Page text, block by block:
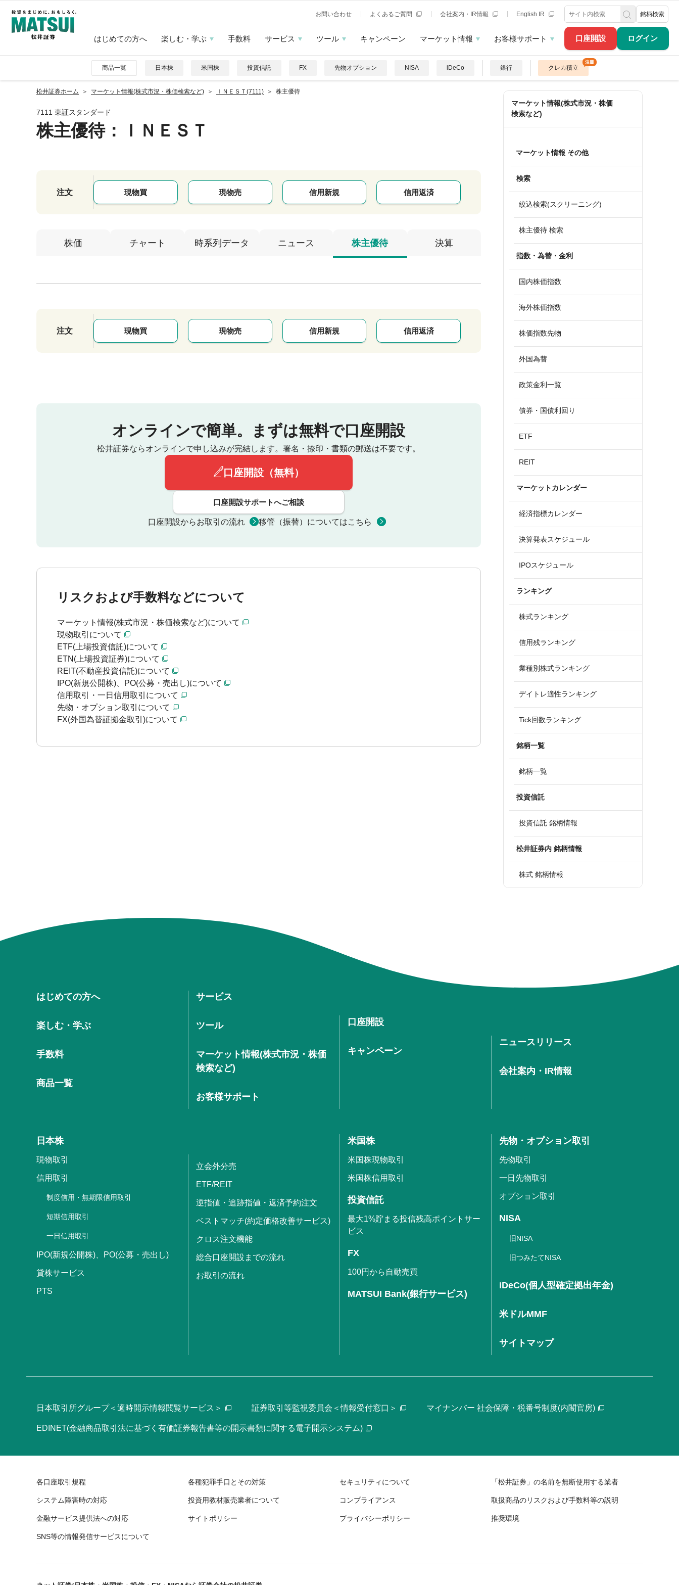
口座開設 ログイン
お問い合わせ よくあるご質問 会社案内・IR情報 English IR 銘柄検索
はじめての方へ 楽しむ・学ぶ 手数料 サービス ツール キャンペーン マーケット情報 お客様サポート
商品一覧 日本株 米国株 投資信託 FX 先物オプション NISA iDeCo 銀行 クレカ積立
松井証券ホーム マーケット情報(株式市況・株価検索など) ＩＮＥＳＴ(7111) 株主優待
7111 東証スタンダード
株主優待：ＩＮＥＳＴ
注文 現物買 現物売 信用新規 信用返済
株価 チャート 時系列データ ニュース 株主優待 決算
注文 現物買 現物売 信用新規 信用返済
オンラインで簡単。 まずは無料で口座開設
松井証券ならオンラインで申し込みが完結します。 署名・捺印・書類の郵送は不要です。
口座開設（無料）
口座開設サポートへご相談
口座開設からお取引の流れ 移管（振替）についてはこちら
リスクおよび手数料などについて
マーケット情報(株式市況・株価検索など)について
現物取引について
ETF(上場投資信託)について
ETN(上場投資証券)について
REIT(不動産投資信託)について
IPO(新規公開株)、PO(公募・売出し)について
信用取引・一日信用取引について
先物・オプション取引について
FX(外国為替証拠金取引)について
マーケット情報(株式市況・株価
検索など)
マーケット情報 その他
検索
絞込検索(スクリーニング)
株主優待 検索
指数・為替・金利
国内株価指数
海外株価指数
株価指数先物
外国為替
政策金利一覧
債券・国債利回り
ETF
REIT
マーケットカレンダー
経済指標カレンダー
決算発表スケジュール
IPOスケジュール
ランキング
株式ランキング
信用残ランキング
業種別株式ランキング
デイトレ適性ランキング
Tick回数ランキング
銘柄一覧
銘柄一覧
投資信託
投資信託 銘柄情報
松井証券内 銘柄情報
株式 銘柄情報
はじめての方へ
楽しむ・学ぶ
手数料
商品一覧
サービス
ツール
マーケット情報(株式市況・株価
検索など)
お客様サポート
口座開設
キャンペーン
ニュースリリース
会社案内・IR情報
日本株
現物取引
信用取引
制度信用・無期限信用取引
短期信用取引
一日信用取引
IPO(新規公開株)、PO(公募・売出し)
貸株サービス
PTS
立会外分売
ETF/REIT
逆指値・追跡指値・返済予約注文
ベストマッチ(約定価格改善サービス)
クロス注文機能
総合口座開設までの流れ
お取引の流れ
米国株
米国株現物取引
米国株信用取引
投資信託
最大1%貯まる投信残高ポイントサー
ビス
FX
100円から自動売買
MATSUI Bank(銀行サービス)
先物・オプション取引
先物取引
一日先物取引
オプション取引
NISA
旧NISA
旧つみたてNISA
iDeCo(個人型確定拠出年金)
米ドルMMF
サイトマップ
日本取引所グループ＜適時開示情報閲覧サービス＞ 証券取引等監視委員会＜情報受付窓口＞ マイナンバー 社会保障・税番号制度(内閣官房)
EDINET(金融商品取引法に基づく有価証券報告書等の開示書類に関する電子開示システム)
各口座取引規程 各種犯罪手口とその対策 セキュリティについて 「松井証券」の名前を無断使用する業者
システム障害時の対応 投資用教材販売業者について コンプライアンス 取扱商品のリスクおよび手数料等の説明
金融サービス提供法への対応 サイトポリシー プライバシーポリシー 推奨環境
SNS等の情報発信サービスについて